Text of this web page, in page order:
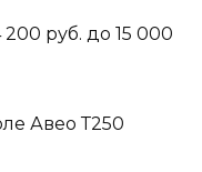
руб. до 15 000
Авео Т250